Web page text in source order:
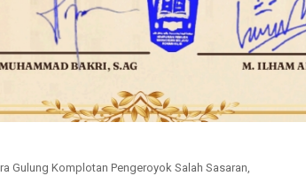
Gulung Komplotan Pengeroyok Salah Sasaran,